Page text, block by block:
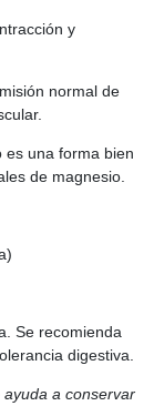
y
normal de
es una forma bien
de magnesio.
Se recomienda
digestiva.
a conservar